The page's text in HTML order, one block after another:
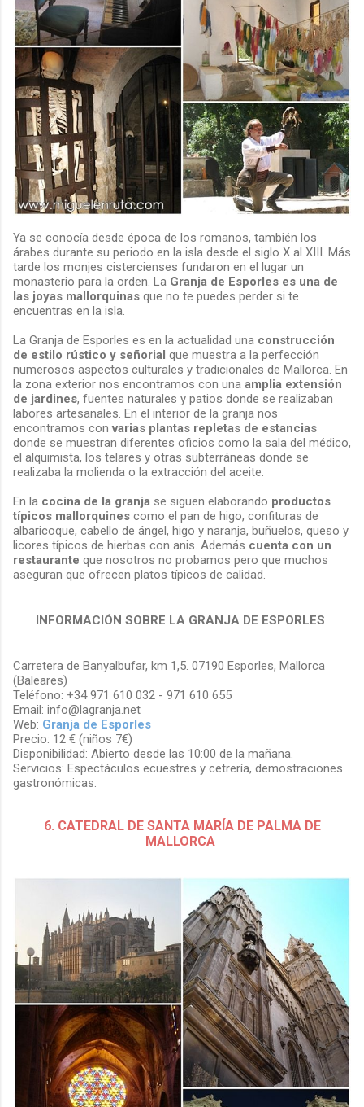
Ya se conocía desde época de los romanos, también los
árabes durante su periodo en la isla desde el siglo X al XIII. Más
tarde los monjes cistercienses fundaron en el lugar un
monasterio para la orden. La Granja de Esporles es una de
las joyas mallorquinas que no te puedes perder si te
encuentras en la isla.
La Granja de Esporles es en la actualidad una construcción
de estilo rústico y señorial que muestra a la perfección
numerosos aspectos culturales y tradicionales de Mallorca. En
la zona exterior nos encontramos con una amplia extensión
de jardines, fuentes naturales y patios donde se realizaban
labores artesanales. En el interior de la granja nos
encontramos convarias plantas repletas de estancias
donde se muestran diferentes oficios como la sala del médico,
el alquimista, los telares y otras subterráneas donde se
realizaba la molienda o la extracción del aceite.
En la cocina de la granja se siguen elaborando productos
típicos mallorquines como el pan de higo, confituras de
albaricoque, cabello de ángel, higo y naranja, buñuelos, queso y
licores típicos de hierbas con anis. Además cuenta con un
restaurante que nosotros no probamos pero que muchos
aseguran que ofrecen platos típicos de calidad.
INFORMACIÓN SOBRE LA GRANJA DE ESPORLES
Carretera de Banyalbufar, km 1,5. 07190 Esporles, Mallorca
(Baleares)
Teléfono: +34 971 610 032 - 971 610 655
Email: info@lagranja.net
Web: Granja de Esporles
Precio: 12 € (niños 7€)
Disponibilidad: Abierto desde las 10:00 de la mañana.
Servicios: Espectáculos ecuestres y cetrería, demostraciones
gastronómicas.
6. CATEDRAL DE SANTA MARÍA DE PALMA DE
MALLORCA